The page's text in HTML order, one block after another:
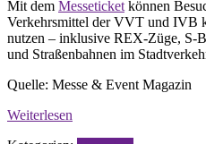
Mit dem Messeticket können
Verkehrsmittel der VVT und IVB
nutzen – inklusive REX-Züge, S-
und Straßenbahnen im
Quelle: Messe & Event Magazin
Weiterlesen